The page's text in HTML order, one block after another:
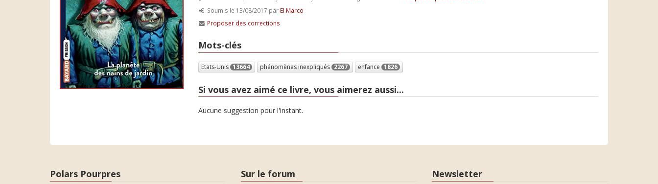
Soumis le 13/08/2017 par El Marco
Proposer des corrections
Mots-clés
Etats-Unis 13664 phénomènes inexpliqués 2267 enfance 1826
Si vous avez aimé ce livre, vous aimerez aussi...
Aucune suggestion pour l'instant.
Polars Pourpres Sur le forum Newsletter